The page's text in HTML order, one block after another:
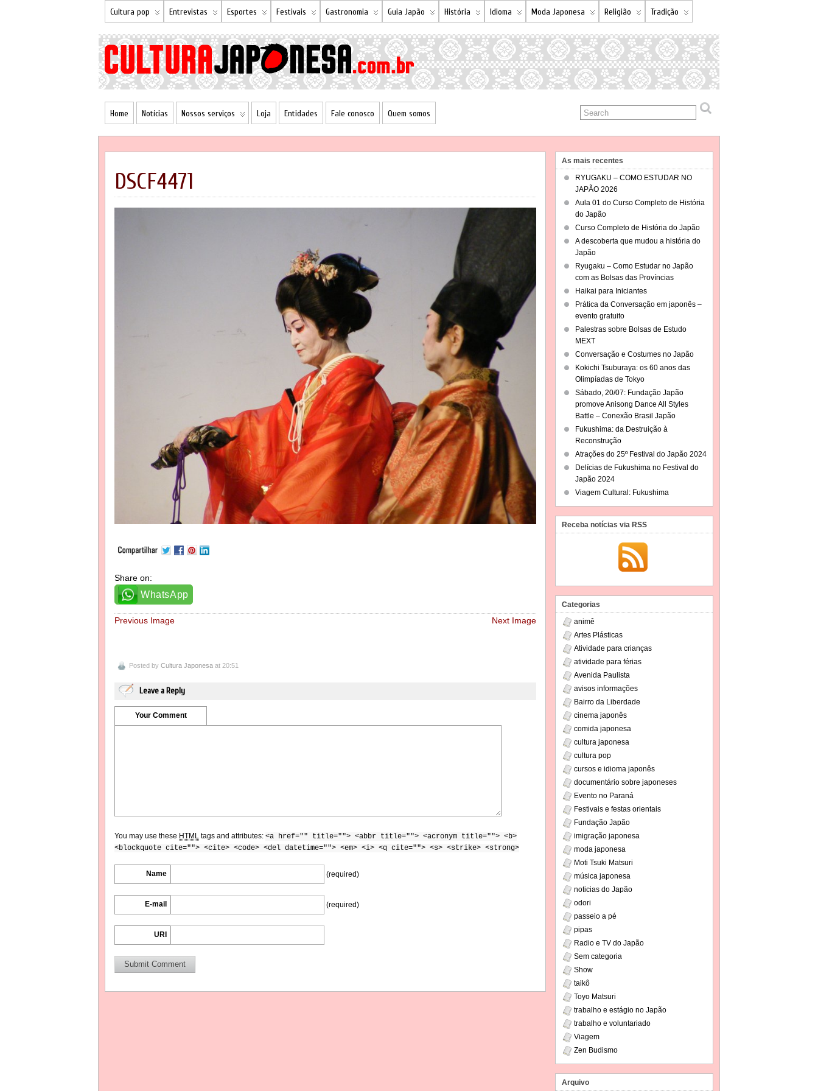
Cultura pop Entrevistas Esportes Festivais Gastronomia Guia Japão História Idioma Moda Japonesa Religião Tradição
Home Notícias Nossos serviços Loja Entidades Fale conosco Quem somos
DSCF4471
Share on:
WhatsApp
Previous Image Next Image
Posted by Cultura Japonesa at 20:51
Leave a Reply
Your Comment
You may use these HTML tags and attributes: <a href="" title=""> <abbr title=""> <acronym title=""> <b>
<blockquote cite=""> <cite> <code> <del datetime=""> <em> <i> <q cite=""> <s> <strike> <strong>
Name (required)
E-mail (required)
URI
As mais recentes
RYUGAKU – COMO ESTUDAR NO
JAPÃO 2026
Aula 01 do Curso Completo de História
do Japão
Curso Completo de História do Japão
A descoberta que mudou a história do
Japão
Ryugaku – Como Estudar no Japão
com as Bolsas das Províncias
Haikai para Iniciantes
Prática da Conversação em japonês –
evento gratuito
Palestras sobre Bolsas de Estudo
MEXT
Conversação e Costumes no Japão
Kokichi Tsuburaya: os 60 anos das
Olimpíadas de Tokyo
Sábado, 20/07: Fundação Japão
promove Anisong Dance All Styles
Battle – Conexão Brasil Japão
Fukushima: da Destruição à
Reconstrução
Atrações do 25º Festival do Japão 2024
Delícias de Fukushima no Festival do
Japão 2024
Viagem Cultural: Fukushima
Receba notícias via RSS
Categorias
animê
Artes Plásticas
Atividade para crianças
atividade para férias
Avenida Paulista
avisos informações
Bairro da Liberdade
cinema japonês
comida japonesa
cultura japonesa
cultura pop
cursos e idioma japonês
documentário sobre japoneses
Evento no Paraná
Festivais e festas orientais
Fundação Japão
imigração japonesa
moda japonesa
Moti Tsuki Matsuri
música japonesa
noticias do Japão
odori
passeio a pé
pipas
Radio e TV do Japão
Sem categoria
Show
taikô
Toyo Matsuri
trabalho e estágio no Japão
trabalho e voluntariado
Viagem
Zen Budismo
Arquivo